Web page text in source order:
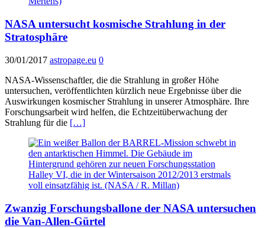
NASA untersucht kosmische Strahlung in der
Stratosphäre
30/01/2017 astropage.eu 0
NASA-Wissenschaftler, die die Strahlung in großer Höhe
untersuchen, veröffentlichten kürzlich neue Ergebnisse über die
Auswirkungen kosmischer Strahlung in unserer Atmosphäre. Ihre
Forschungsarbeit wird helfen, die Echtzeitüberwachung der
Strahlung für die […]
Zwanzig Forschungsballone der NASA untersuchen
die Van-Allen-Gürtel